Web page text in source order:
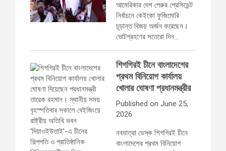
আমেরিকার দেশ পেরুর প্রেসিডেন্ট
নির্বাচনে কেইকো ফুজিমোরি
চূড়ান্ত বিজয় অর্জন করেছেন।
ভোটগ্রহণের সতেরো দিন…
শিগগিরই চীনে বাংলাদেশের
প্রথম বিনিয়োগ কার্যালয়
খোলার ঘোষণা প্রধানমন্ত্রীর
Published on June 25,
2026
নবযাত্রা ডেস্ক শিগগিরই চীনে
বাংলাদেশের প্রথম বিনিয়োগ